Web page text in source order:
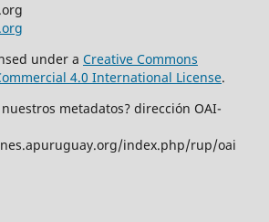
under a Creative Commons
4.0 International License.
nuestros metadatos? dirección OAI-
index.php/rup/oai